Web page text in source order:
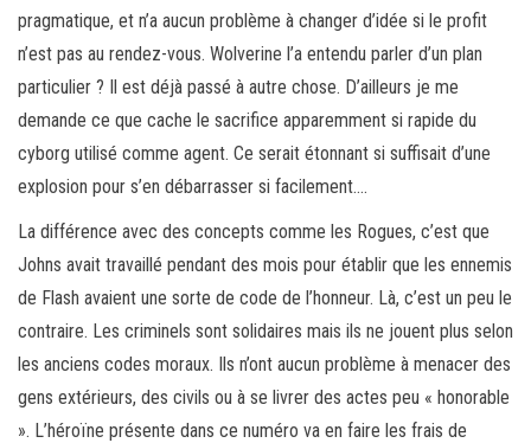
pragmatique, et n’a aucun problème à changer d’idée si le profit
n’est pas au rendez-vous. Wolverine l’a entendu parler d’un plan
particulier ? Il est déjà passé à autre chose. D’ailleurs je me
demande ce que cache le sacrifice apparemment si rapide du
cyborg utilisé comme agent. Ce serait étonnant si suffisait d’une
explosion pour s’en débarrasser si facilement….
La différence avec des concepts comme les Rogues, c’est que
Johns avait travaillé pendant des mois pour établir que les ennemis
de Flash avaient une sorte de code de l’honneur. Là, c’est un peu le
contraire. Les criminels sont solidaires mais ils ne jouent plus selon
les anciens codes moraux. Ils n’ont aucun problème à menacer des
gens extérieurs, des civils ou à se livrer des actes peu « honorable
». L’héroïne présente dans ce numéro va en faire les frais de